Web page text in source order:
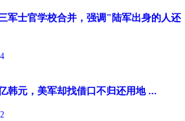
军士官学校合并，强调"陆军出身的人还
韩元，美军却找借口不归还用地 ...